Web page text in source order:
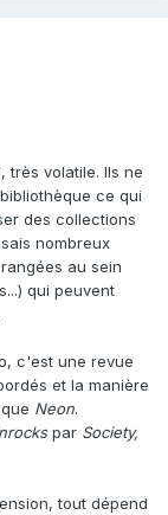
très volatile. Ils ne
ce qui
des collections
nombreux
au sein
qui peuvent
c'est une revue
et la manière
Neon.
par Society,
, tout dépend